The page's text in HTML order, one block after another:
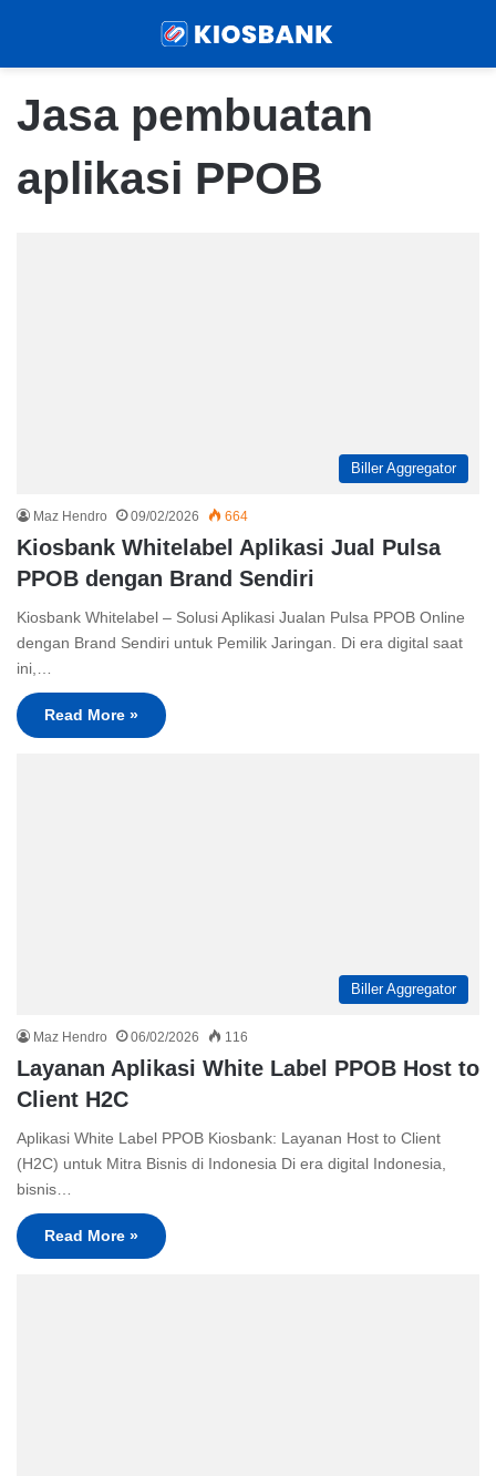
Jasa pembuatan
aplikasi PPOB
Biller Aggregator
Maz Hendro 09/02/2026 664
Kiosbank Whitelabel Aplikasi Jual Pulsa
PPOB dengan Brand Sendiri
Kiosbank Whitelabel – Solusi Aplikasi Jualan Pulsa PPOB Online
dengan Brand Sendiri untuk Pemilik Jaringan. Di era digital saat
ini,…
Read More »
Biller Aggregator
Maz Hendro 06/02/2026 116
Layanan Aplikasi White Label PPOB Host to
Client H2C
Aplikasi White Label PPOB Kiosbank: Layanan Host to Client
(H2C) untuk Mitra Bisnis di Indonesia Di era digital Indonesia,
bisnis…
Read More »